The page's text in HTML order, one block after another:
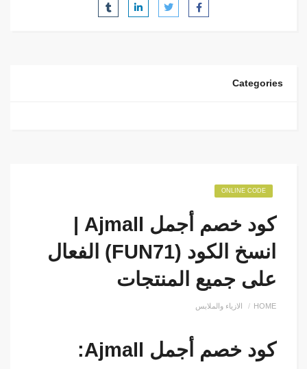
Categories
ONLINE CODE
كود خصم أجمل Ajmall |
انسخ الكود (FUN71) الفعال
على جميع المنتجات
HOME الازياء والملابس
كود خصم أجمل Ajmall: